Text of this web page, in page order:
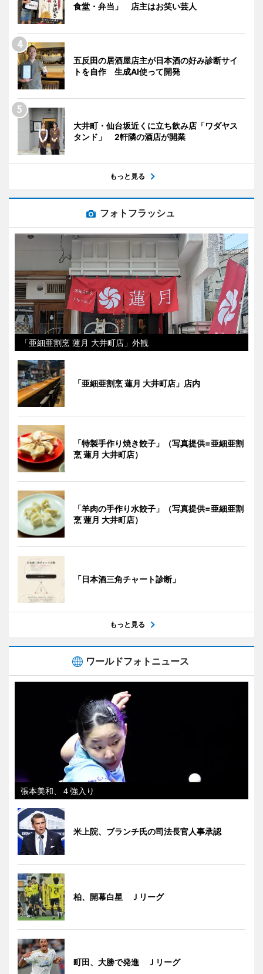
食堂・弁当」 店主はお笑い芸人
五反田の居酒屋店主が日本酒の好み診断サイ
トを自作 生成AI使って開発
大井町・仙台坂近くに立ち飲み店「ワダヤス
タンド」 2軒隣の酒店が開業
もっと見る
フォトフラッシュ
「亜細亜割烹 蓮月 大井町店」外観
「亜細亜割烹 蓮月 大井町店」店内
「特製手作り焼き餃子」（写真提供=亜細亜割
烹 蓮月 大井町店）
「羊肉の手作り水餃子」（写真提供=亜細亜割
烹 蓮月 大井町店）
「日本酒三角チャート診断」
もっと見る
ワールドフォトニュース
張本美和、４強入り
米上院、ブランチ氏の司法長官人事承認
柏、開幕白星 Ｊリーグ
町田、大勝で発進 Ｊリーグ